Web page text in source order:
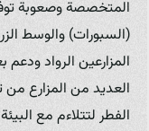
المتخصصة وصعوبة
(السبورات) والوسط
المزارعين الرواد
العديد من المزارع من
الفطر لتتلاءم مع